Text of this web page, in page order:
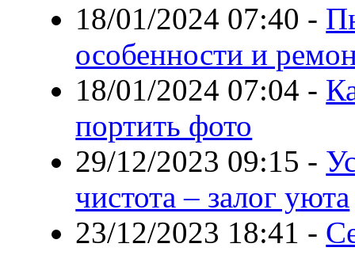
18/01/2024 07:40 -
особенности и
18/01/2024 07:04 -
портить фото
29/12/2023 09:15 -
чистота – залог уюта
23/12/2023 18:41 -